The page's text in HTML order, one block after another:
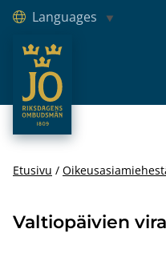
Hoppa till innehåll
Languages
JO – Riksdagens
Etusivu
Valtiopäivien